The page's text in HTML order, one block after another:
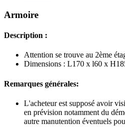
Armoire
Description :
Attention se trouve au 2ème
Dimensions : L170 x l60 x
Remarques générales:
L'acheteur est supposé avoir
en prévision notamment du
autre manutention éventuels